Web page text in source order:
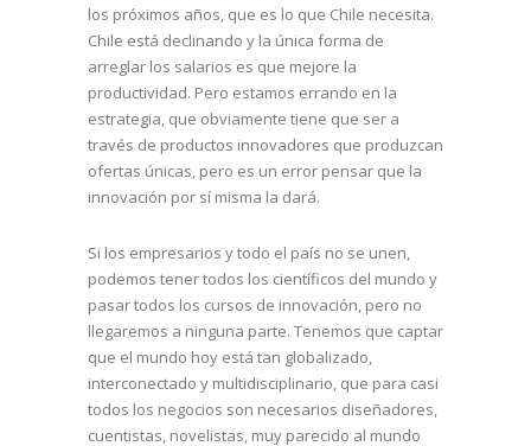
los próximos años, que es lo que Chile necesita.
Chile está declinando y la única forma de
arreglar los salarios es que mejore la
productividad. Pero estamos errando en la
estrategia, que obviamente tiene que ser a
través de productos innovadores que produzcan
ofertas únicas, pero es un error pensar que la
innovación por sí misma la dará.
Si los empresarios y todo el país no se unen,
podemos tener todos los científicos del mundo y
pasar todos los cursos de innovación, pero no
llegaremos a ninguna parte. Tenemos que captar
que el mundo hoy está tan globalizado,
interconectado y multidisciplinario, que para casi
todos los negocios son necesarios diseñadores,
cuentistas, novelistas, muy parecido al mundo